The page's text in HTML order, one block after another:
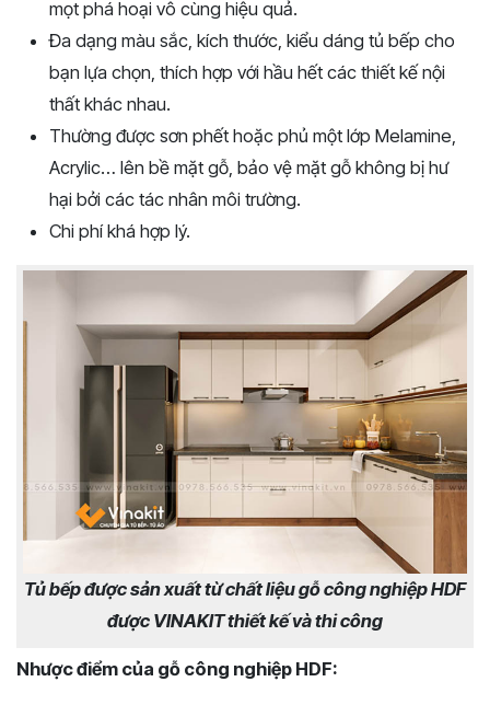
mọt phá hoại vô cùng hiệu quả.
Đa dạng màu sắc, kích thước, kiểu dáng tủ bếp cho
bạn lựa chọn, thích hợp với hầu hết các thiết kế nội
thất khác nhau.
Thường được sơn phết hoặc phủ một lớp Melamine,
Acrylic… lên bề mặt gỗ, bảo vệ mặt gỗ không bị hư
hại bởi các tác nhân môi trường.
Chi phí khá hợp lý.
Tủ bếp được sản xuất từ chất liệu gỗ công nghiệp HDF
được VINAKIT thiết kế và thi công
Nhược điểm của gỗ công nghiệp HDF: